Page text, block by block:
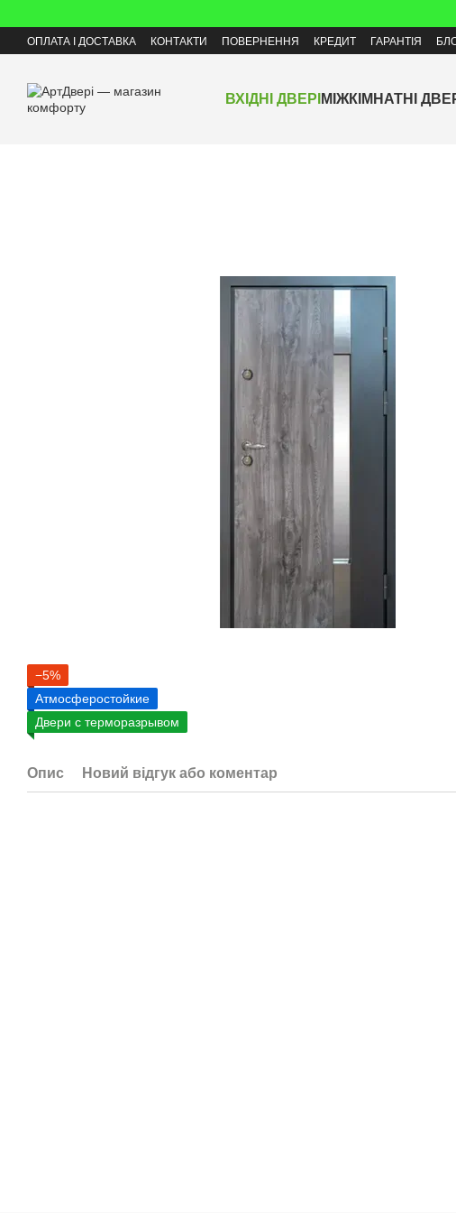
ОПЛАТА І ДОСТАВКА КОНТАКТИ ПОВЕРНЕННЯ КРЕДИТ ГАРАНТІЯ
ВХІДНІ ДВЕРІ МІЖКІМНАТНІ
−5%
Атмосферостойкие
Двери с терморазрывом
Опис Новий відгук або коментар